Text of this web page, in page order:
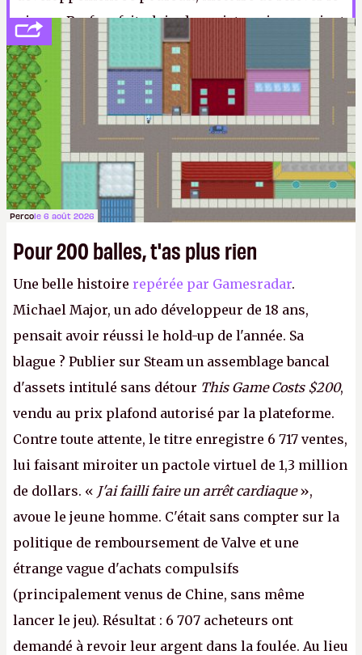
niveau. Bref, ça fait plein de projets qui pourraient
être chouettes, même si l'histoire du studio ces
dernières années nous incite à une grande
prudence.
N.M.
Percole 6 août 2026
Pour 200 balles, t'as plus rien
Une belle histoire repérée par Gamesradar.
Michael Major, un ado développeur de 18 ans,
pensait avoir réussi le hold-up de l'année. Sa
blague ? Publier sur Steam un assemblage bancal
d'assets intitulé sans détour This Game Costs $200,
vendu au prix plafond autorisé par la plateforme.
Contre toute attente, le titre enregistre 6 717 ventes,
lui faisant miroiter un pactole virtuel de 1,3 million
de dollars. « J'ai failli faire un arrêt cardiaque»,
avoue le jeune homme. C'était sans compter sur la
politique de remboursement de Valve et une
étrange vague d'achats compulsifs
(principalement venus de Chine, sans même
lancer le jeu). Résultat : 6 707 acheteurs ont
demandé à revoir leur argent dans la foulée. Au lieu